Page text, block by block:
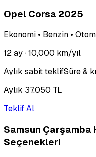
Opel Corsa 2025
Ekonomi • Benzin •
12 ay· 10,000 km/yıl
Aylık sabit teklifSüre &
Aylık 37.050 TL
Teklif Al
Samsun Çarşamba
Seçenekleri